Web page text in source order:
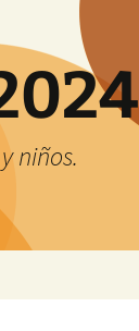
niños.